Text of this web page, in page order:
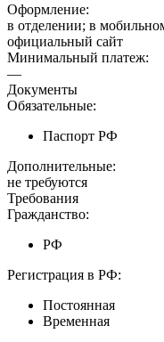
Оформление:
в отделении; в
официальный сайт
Минимальный платеж:
—
Документы
Обязательные:
Паспорт РФ
Дополнительные:
не требуются
Требования
Гражданство:
РФ
Регистрация в РФ:
Постоянная
Временная